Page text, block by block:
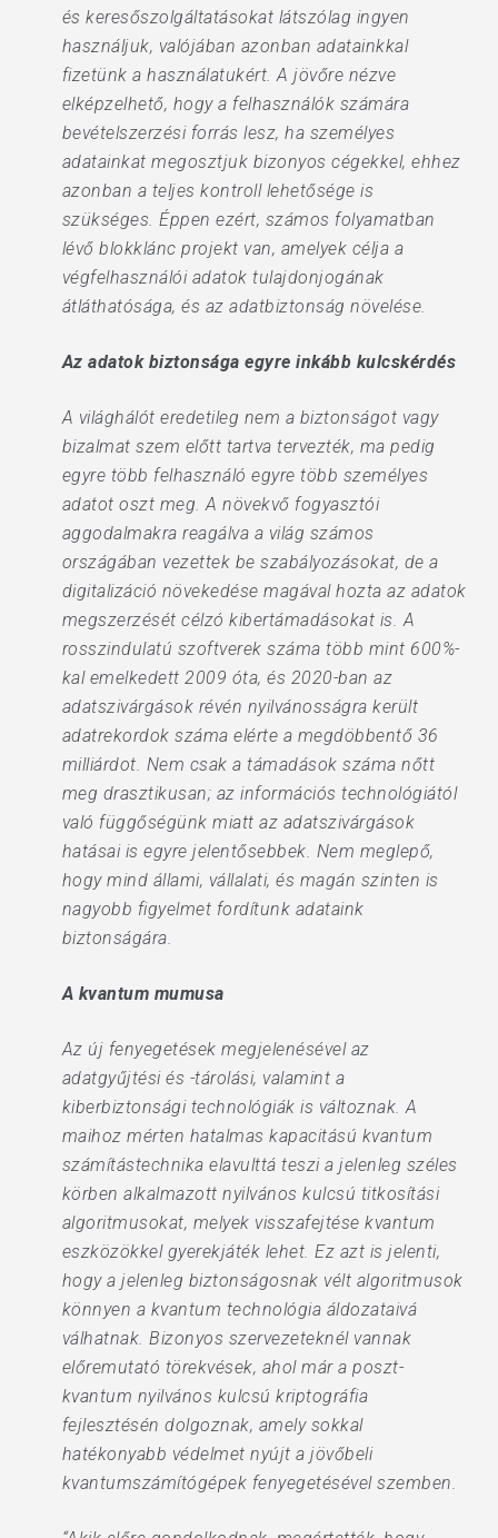
és keresőszolgáltatásokat látszólag ingyen
használjuk, valójában azonban adatainkkal
fizetünk a használatukért. A jövőre nézve
elképzelhető, hogy a felhasználók számára
bevételszerzési forrás lesz, ha személyes
adatainkat megosztjuk bizonyos cégekkel, ehhez
azonban a teljes kontroll lehetősége is
szükséges. Éppen ezért, számos folyamatban
lévő blokklánc projekt van, amelyek célja a
végfelhasználói adatok tulajdonjogának
átláthatósága, és az adatbiztonság növelése.
Az adatok biztonsága egyre inkább kulcskérdés
A világhálót eredetileg nem a biztonságot vagy
bizalmat szem előtt tartva tervezték, ma pedig
egyre több felhasználó egyre több személyes
adatot oszt meg. A növekvő fogyasztói
aggodalmakra reagálva a világ számos
országában vezettek be szabályozásokat, de a
digitalizáció növekedése magával hozta az adatok
megszerzését célzó kibertámadásokat is. A
rosszindulatú szoftverek száma több mint 600%-
kal emelkedett 2009 óta, és 2020-ban az
adatszivárgások révén nyilvánosságra került
adatrekordok száma elérte a megdöbbentő 36
milliárdot. Nem csak a támadások száma nőtt
meg drasztikusan; az információs technológiától
való függőségünk miatt az adatszivárgások
hatásai is egyre jelentősebbek. Nem meglepő,
hogy mind állami, vállalati, és magán szinten is
nagyobb figyelmet fordítunk adataink
biztonságára.
A kvantum mumusa
Az új fenyegetések megjelenésével az
adatgyűjtési és -tárolási, valamint a
kiberbiztonsági technológiák is változnak. A
maihoz mérten hatalmas kapacitású kvantum
számítástechnika elavulttá teszi a jelenleg széles
körben alkalmazott nyilvános kulcsú titkosítási
algoritmusokat, melyek visszafejtése kvantum
eszközökkel gyerekjáték lehet. Ez azt is jelenti,
hogy a jelenleg biztonságosnak vélt algoritmusok
könnyen a kvantum technológia áldozataivá
válhatnak. Bizonyos szervezeteknél vannak
előremutató törekvések, ahol már a poszt-
kvantum nyilvános kulcsú kriptográfia
fejlesztésén dolgoznak, amely sokkal
hatékonyabb védelmet nyújt a jövőbeli
kvantumszámítógépek fenyegetésével szemben.